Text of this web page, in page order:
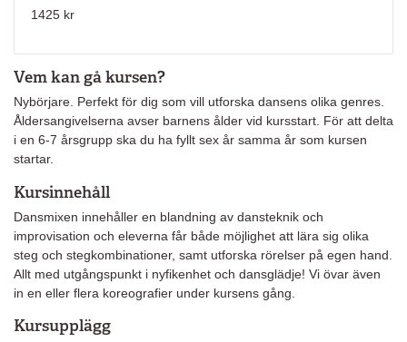
Vem kan gå kursen?
Nybörjare. Perfekt för dig som vill utforska dansens olika genres.
Åldersangivelserna avser barnens ålder vid kursstart. För att delta
i en 6-7 årsgrupp ska du ha fyllt sex år samma år som kursen
startar.
Kursinnehåll
Dansmixen innehåller en blandning av dansteknik och
improvisation och eleverna får både möjlighet att lära sig olika
steg och stegkombinationer, samt utforska rörelser på egen hand.
Allt med utgångspunkt i nyfikenhet och dansglädje! Vi övar även
in en eller flera koreografier under kursens gång.
Kursupplägg
1425 kr